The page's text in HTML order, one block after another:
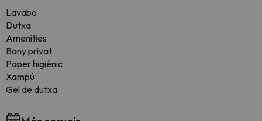
Lavabo
Dutxa
Amenities
Bany privat
Paper higiènic
Xampú
Gel de dutxa